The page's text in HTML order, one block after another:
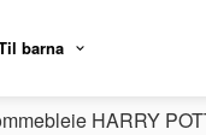
barna
HARRY